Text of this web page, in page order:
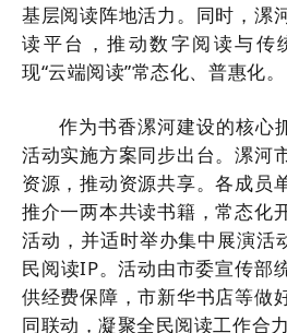
基层阅读阵地活力。同时，漯
读平台，推动数字阅读与传
现“云端阅读”常态化、普惠化。
作为书香漯河建设的核心
活动实施方案同步出台。漯河
资源，推动资源共享。各成员
推介一两本共读书籍，常态化
活动，并适时举办集中展演活
民阅读IP。活动由市委宣传部
供经费保障，市新华书店等做
同联动，凝聚全民阅读工作合力